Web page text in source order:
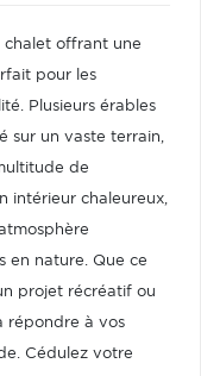
chalet offrant une
pour les
Plusieurs érables
sur un vaste terrain,
de
intérieur chaleureux,
en nature. Que ce
projet récréatif ou
répondre à vos
Cédulez votre